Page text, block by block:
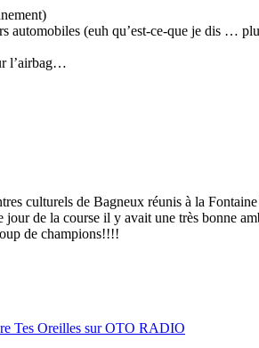
(euh qu’est-ce-que je dis …
l’airbag…
culturels de Bagneux réunis à la
de la course il y avait une très bonne
de champions!!!!
Tes Oreilles sur OTO RADIO